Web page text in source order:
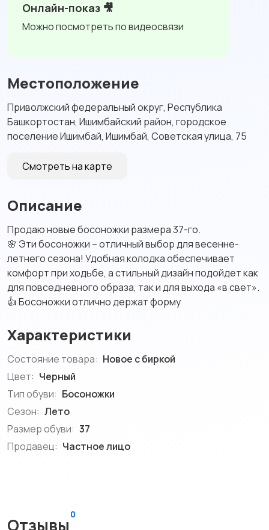
Онлайн-показ 🎥
Можно посмотреть по видеосвязи
Местоположение
Приволжский федеральный округ, Республика
Башкортостан, Ишимбайский район, городское
поселение Ишимбай, Ишимбай, Советская улица, 75
Смотреть на карте
Описание
Продаю новые босоножки размера 37-го.
🌸 Эти босоножки – отличный выбор для весенне-
летнего сезона! Удобная колодка обеспечивает
комфорт при ходьбе, а стильный дизайн подойдет как
для повседневного образа, так и для выхода «в свет».
👍 Босоножки отлично держат форму
Характеристики
Состояние товара: Новое с биркой
Цвет: Черный
Тип обуви: Босоножки
Сезон: Лето
Размер обуви: 37
Продавец: Частное лицо
Отзывы
0